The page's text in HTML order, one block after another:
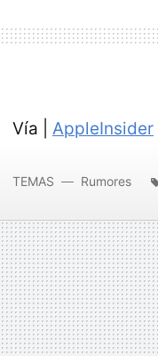
Vía | AppleInsider
TEMAS Rumores